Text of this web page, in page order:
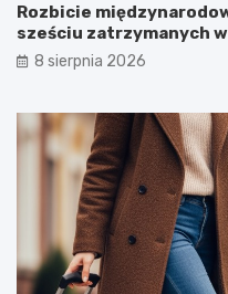
Rozbicie
sześciu zatrzymanych
8 sierpnia 2026